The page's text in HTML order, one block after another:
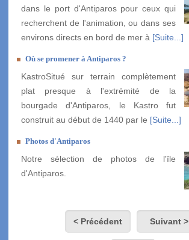
dans le port d'Antiparos pour ceux qui
recherchent de l'animation, ou dans ses
environs directs en bord de mer à [Suite...]
Où se promener à Antiparos ?
KastroSitué sur terrain complètement
plat presque à l'extrémité de la
bourgade d'Antiparos, le Kastro fut
construit au début de 1440 par le [Suite...]
Photos d'Antiparos
Notre sélection de photos de l'île
d'Antiparos.
< Précédent Suivant >